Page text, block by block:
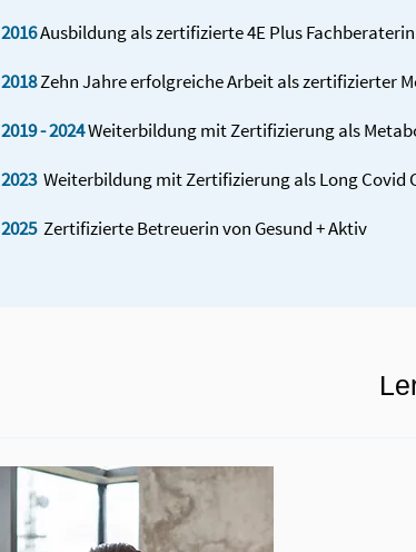
2016Ausbildung als zertifizierte 4E Plus Fachberaterin
2018Zehn Jahre erfolgreiche Arbeit als zertifizierter
2019 - 2024Weiter­bildung mit Zertifi­zierung als
2023 Weiter­bildung mit Zertifi­zierung als Long Covid
2025 Zertifi­zierte Betreuerin von Gesund + Aktiv